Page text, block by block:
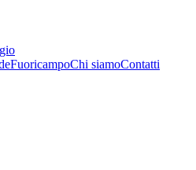
FuoricampoChi siamoContatti